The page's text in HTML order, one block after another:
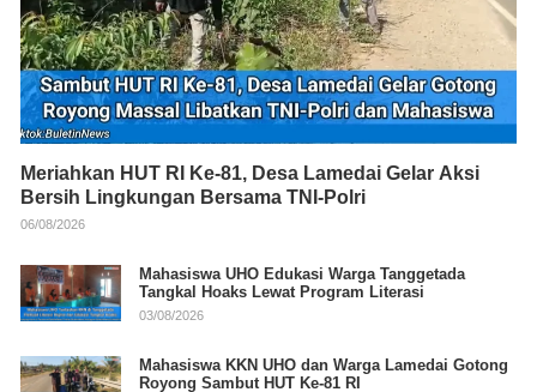
Meriahkan HUT RI Ke-81, Desa Lamedai Gelar Aksi
Bersih Lingkungan Bersama TNI-Polri
06/08/2026
Mahasiswa UHO Edukasi Warga Tanggetada
Tangkal Hoaks Lewat Program Literasi
03/08/2026
Mahasiswa KKN UHO dan Warga Lamedai Gotong
Royong Sambut HUT Ke-81 RI